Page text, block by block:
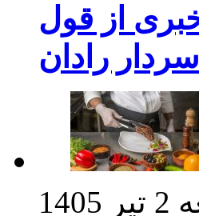
از قول
سردار رادان
2 تیر 1405